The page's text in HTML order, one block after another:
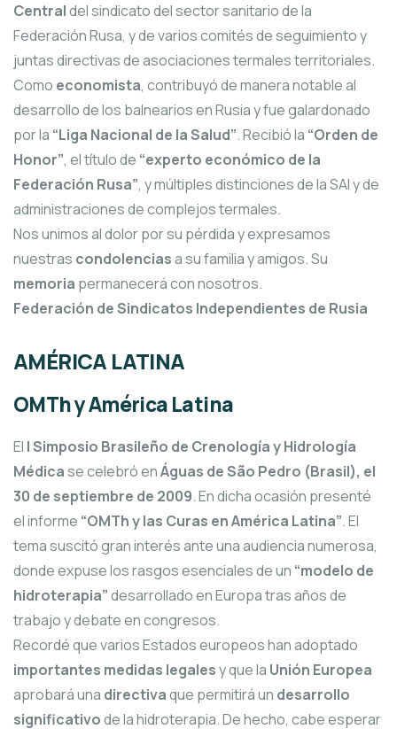
Centraldel sindicato del sector sanitario de la
Federación Rusa, y de varios comités de seguimiento y
juntas directivas de asociaciones termales territoriales.
Como economista, contribuyó de manera notable al
desarrollo de los balnearios en Rusia y fue galardonado
por la “Liga Nacional de la Salud”. Recibió la “Orden de
Honor”, el título de “experto económico de la
Federación Rusa”, y múltiples distinciones de la SAI y de
administraciones de complejos termales.
Nos unimos al dolor por su pérdida y expresamos
nuestras condolenciasa su familia y amigos. Su
memoria permanecerá con nosotros.
Federación de Sindicatos Independientes de Rusia
AMÉRICA LATINA
OMTh y América Latina
El I Simposio Brasileño de Crenología y Hidrología
Médicase celebró enÁguas de São Pedro (Brasil), el
30 de septiembre de 2009. En dicha ocasión presenté
el informe “OMTh y las Curas en América Latina”. El
tema suscitó gran interés ante una audiencia numerosa,
donde expuse los rasgos esenciales de un “modelo de
hidroterapia”desarrollado en Europa tras años de
trabajo y debate en congresos.
Recordé que varios Estados europeos han adoptado
importantes medidas legalesy que la Unión Europea
aprobará una directivaque permitirá un desarrollo
significativode la hidroterapia. De hecho, cabe esperar